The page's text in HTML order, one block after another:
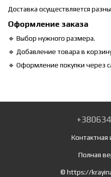
Доставка осуществляется
Оформление заказа
🔹 Выбор нужного размера.
🔹 Добавление товара в
🔹 Оформление покупки через
Полная
© https://